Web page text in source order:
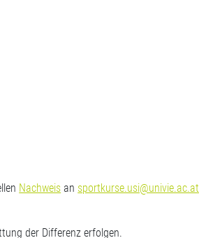
Nachweis an sportkurse.usi@univie.ac.at
der Differenz erfolgen.